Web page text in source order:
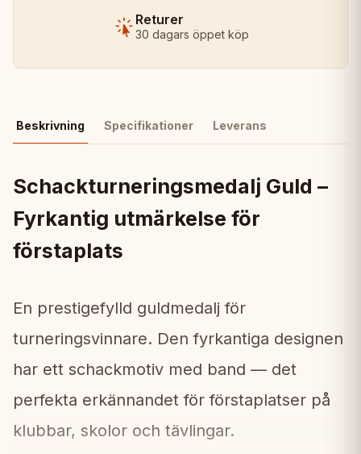
Returer
30 dagars öppet köp
Beskrivning Specifikationer Leverans
Schackturneringsmedalj Guld –
Fyrkantig utmärkelse för
förstaplats
En prestigefylld guldmedalj för
turneringsvinnare. Den fyrkantiga designen
har ett schackmotiv med band — det
perfekta erkännandet för förstaplatser på
klubbar, skolor och tävlingar.